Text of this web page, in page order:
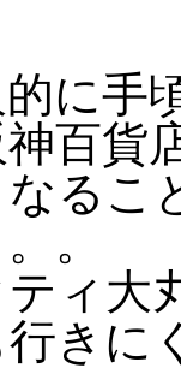
に手
百貨
なるこ
。
ティ大
きに